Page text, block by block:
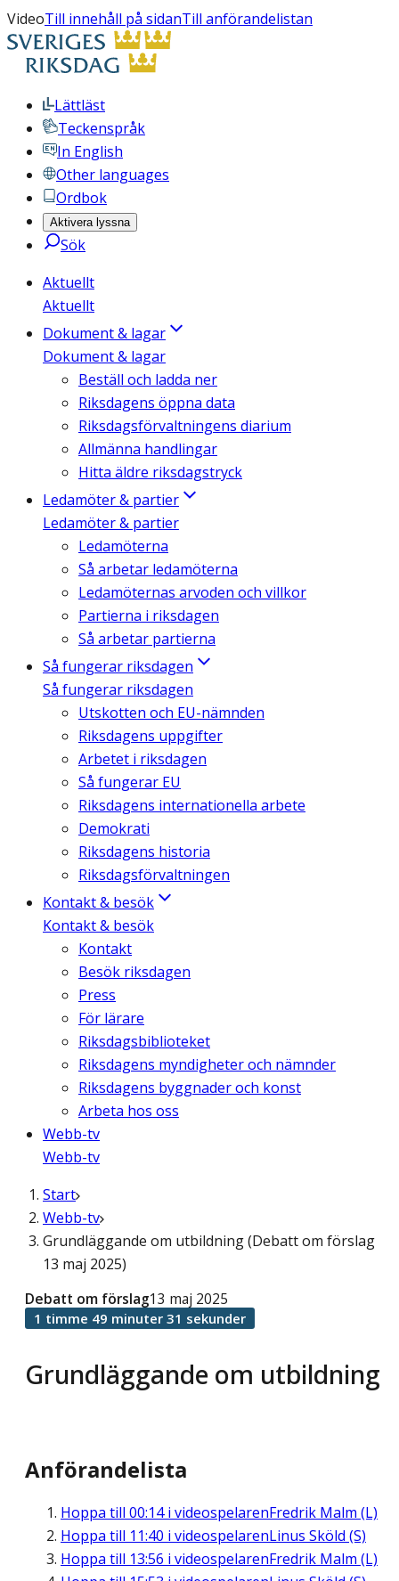
VideoTill innehåll på sidanTill anförandelistan
Lättläst
Teckenspråk
In English
Other languages
Ordbok
Aktivera lyssna
Sök
Aktuellt
Aktuellt
Dokument & lagar
Dokument & lagar
Beställ och ladda ner
Riksdagens öppna data
Riksdagsförvaltningens diarium
Allmänna handlingar
Hitta äldre riksdagstryck
Ledamöter & partier
Ledamöter & partier
Ledamöterna
Så arbetar ledamöterna
Ledamöternas arvoden och villkor
Partierna i riksdagen
Så arbetar partierna
Så fungerar riksdagen
Så fungerar riksdagen
Utskotten och EU-nämnden
Riksdagens uppgifter
Arbetet i riksdagen
Så fungerar EU
Riksdagens internationella arbete
Demokrati
Riksdagens historia
Riksdagsförvaltningen
Kontakt & besök
Kontakt & besök
Kontakt
Besök riksdagen
Press
För lärare
Riksdagsbiblioteket
Riksdagens myndigheter och nämnder
Riksdagens byggnader och konst
Arbeta hos oss
Webb-tv
Webb-tv
Start
Webb-tv
Grundläggande om utbildning (Debatt om förslag
13 maj 2025)
Grundläggande om utbildning
Debatt om förslag13 maj 2025
1 timme 49 minuter 31 sekunder
Anförandelista
Hoppa till 00:14i videospelarenFredrik Malm (L)
Hoppa till 11:40 i videospelarenLinus Sköld (S)
Hoppa till 13:56 i videospelarenFredrik Malm (L)